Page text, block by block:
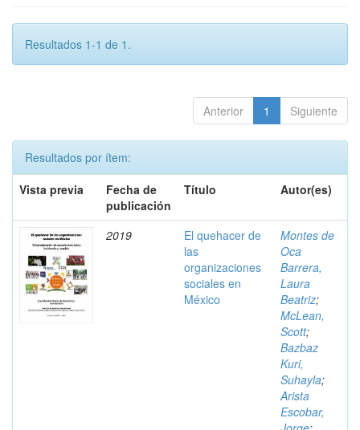
Resultados 1-1 de 1.
Anterior 1 Siguiente
Resultados por ítem:
Vista previa
Fecha de
publicación
Título Autor(es)
2019
El quehacer de
las
organizaciones
sociales en
México
Montes de
Oca
Barrera,
Laura
Beatriz;
McLean,
Scott;
Bazbaz
Kuri,
Suhayla;
Arista
Escobar,